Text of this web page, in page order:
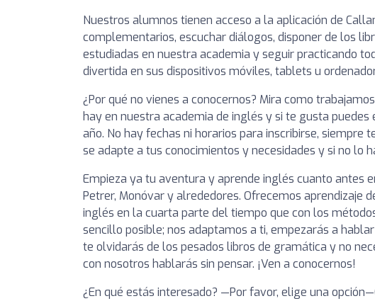
Nuestros alumnos tienen acceso a la aplicación de
complementarios, escuchar diálogos, disponer de los
estudiadas en nuestra academia y seguir practicando
divertida en sus dispositivos móviles, tablets u
¿Por qué no vienes a conocernos? Mira como
hay en nuestra academia de inglés y si te gusta
año. No hay fechas ni horarios para inscribirse,
se adapte a tus conocimientos y necesidades y si no lo
Empieza ya tu aventura y aprende inglés cuanto antes
Petrer, Monóvar y alrededores. Ofrecemos aprendizaje
inglés en la cuarta parte del tiempo que con los
sencillo posible; nos adaptamos a ti, empezarás a
te olvidarás de los pesados libros de gramática y no
con nosotros hablarás sin pensar. ¡Ven a conocernos!
¿En qué estás interesado? —Por favor, elige una